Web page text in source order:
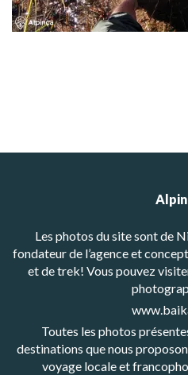
Les photos du site sont de
fondateur de l’agence et
et de trek! Vous pouvez
Toutes les photos
destinations que nous
voyage locale et